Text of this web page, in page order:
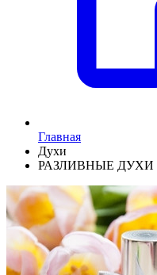
Главная
Духи
РАЗЛИВНЫЕ ДУХИ